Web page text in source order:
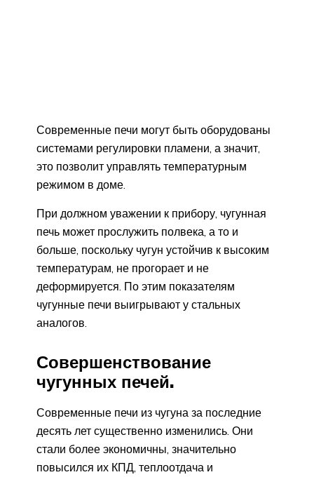
Современные печи могут быть оборудованы
системами регулировки пламени, а значит,
это позволит управлять температурным
режимом в доме.
При должном уважении к прибору, чугунная
печь может прослужить полвека, а то и
больше, поскольку чугун устойчив к высоким
температурам, не прогорает и не
деформируется. По этим показателям
чугунные печи выигрывают у стальных
аналогов.
Совершенствование
чугунных печей.
Современные печи из чугуна за последние
десять лет существенно изменились. Они
стали более экономичны, значительно
повысился их КПД, теплоотдача и